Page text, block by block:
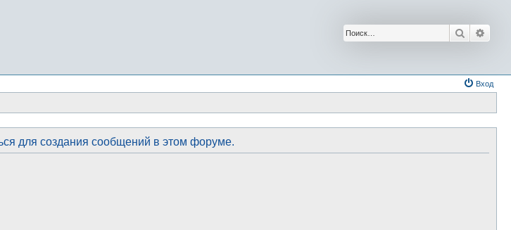
Поиск
Вход
для создания сообщений в этом форуме.